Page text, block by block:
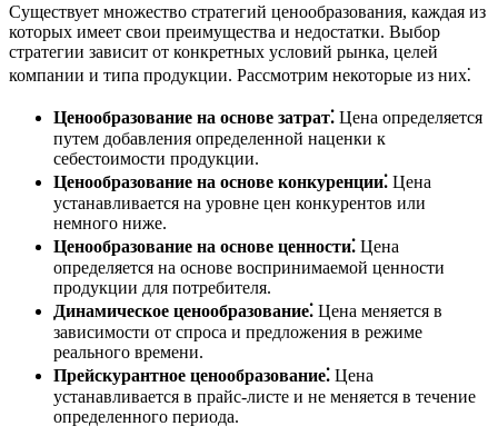
Существует множество стратегий ценообразования, каждая из
которых имеет свои преимущества и недостатки. Выбор
стратегии зависит от конкретных условий рынка, целей
компании и типа продукции. Рассмотрим некоторые из них⁚
Ценообразование на основе затрат⁚ Цена определяется
путем добавления определенной наценки к
себестоимости продукции.
Ценообразование на основе конкуренции⁚ Цена
устанавливается на уровне цен конкурентов или
немного ниже.
Ценообразование на основе ценности⁚ Цена
определяется на основе воспринимаемой ценности
продукции для потребителя.
Динамическое ценообразование⁚ Цена меняется в
зависимости от спроса и предложения в режиме
реального времени.
Прейскурантное ценообразование⁚ Цена
устанавливается в прайс-листе и не меняется в течение
определенного периода.